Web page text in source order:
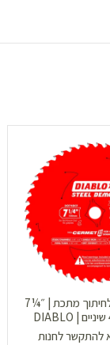
להב מקצועי לחיתוך מתכת | ״¼7
להתקשר לחנות